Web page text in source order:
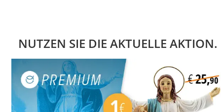
NUTZEN SIE DIE AKTUELLE AKTION.